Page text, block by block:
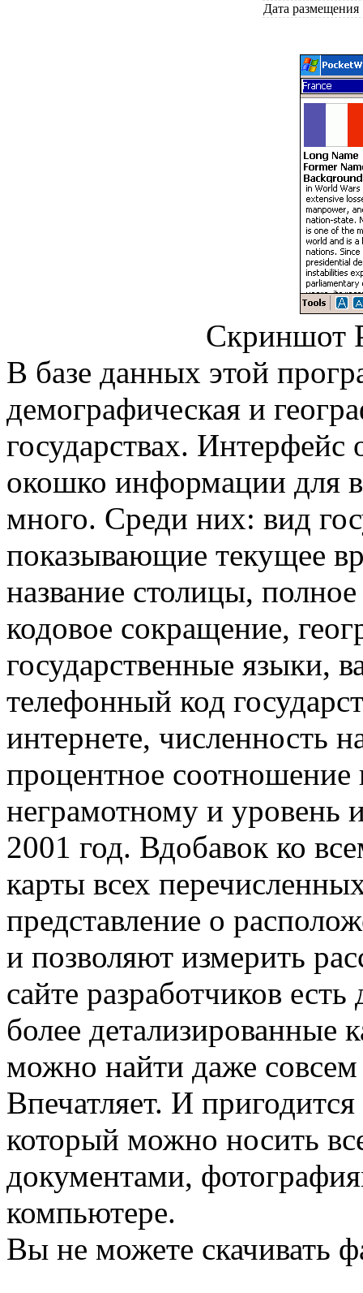
Дата размещения
Скриншот
В базе данных этой
демографическая и
государствах. Интерфейс
окошко информации для
много. Среди них: вид
показывающие текущее
название столицы, полное
кодовое сокращение,
государственные языки,
телефонный код
интернете, численность
процентное соотношение
неграмотному и уровень
2001 год. Вдобавок ко
карты всех
представление о
и позволяют измерить
сайте разработчиков
более детализированные
можно найти даже совсем
Впечатляет. И
который можно носить
документами,
компьютере.
Вы не можете скачивать